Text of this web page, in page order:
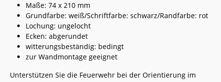
Maße: 74 x 210 mm
Grundfarbe: weiß/Schriftfarbe: schwarz/Randfarbe: rot
Lochung: ungelocht
Ecken: abgerundet
witterungsbeständig: bedingt
zur Wandmontage geeignet
Unterstützen Sie die Feuerwehr bei der Orientierung im